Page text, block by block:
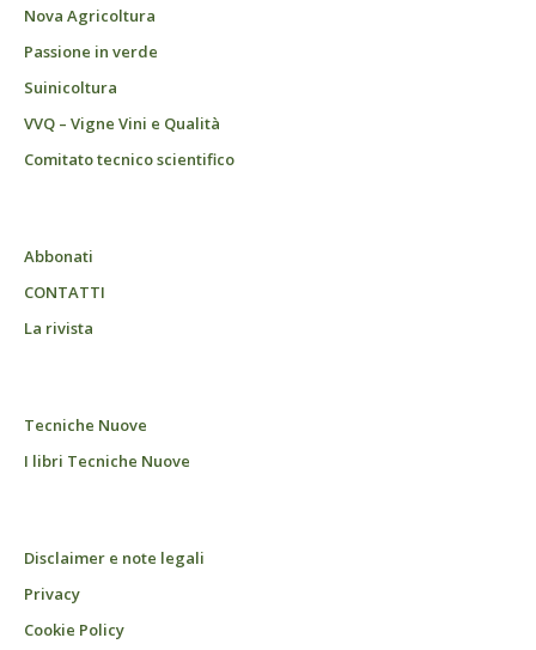
Nova Agricoltura
Passione in verde
Suinicoltura
VVQ – Vigne Vini e Qualità
Comitato tecnico scientifico
Abbonati
CONTATTI
La rivista
Tecniche Nuove
I libri Tecniche Nuove
Disclaimer e note legali
Privacy
Cookie Policy